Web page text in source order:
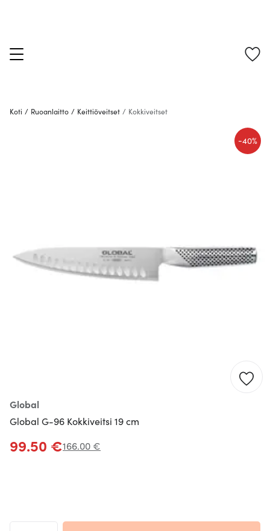
Koti / Ruoanlaitto / Keittiöveitset / Kokkiveitset
Global
Global G-96 Kokkiveitsi 19 cm
-40%
99.50 €166.00 €